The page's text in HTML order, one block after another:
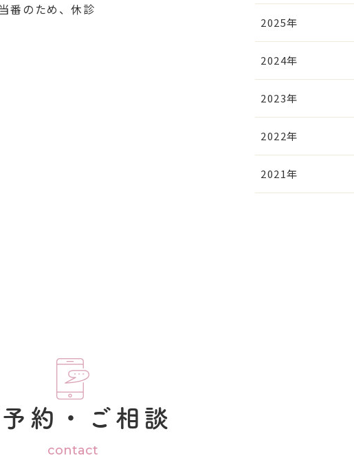
番のため、休診
2025年
2024年
2023年
2022年
2021年
予約・ご相談
contact